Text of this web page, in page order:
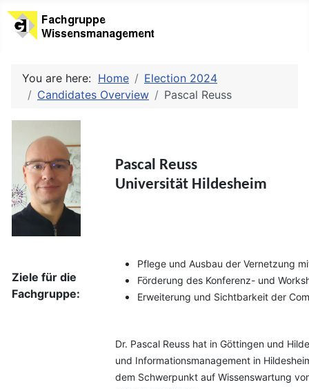
You are here: Home
Election 2024
Candidates Overview
Pascal Reuss
Pascal Reuss
Universität Hildesheim
Ziele für die
Fachgruppe:
Pflege und Ausbau der Vernetzung
Förderung des Konferenz- und
Erweiterung und Sichtbarkeit der
Dr. Pascal Reuss hat in Göttingen und
und Informationsmanagement in
dem Schwerpunkt auf Wissenswartung